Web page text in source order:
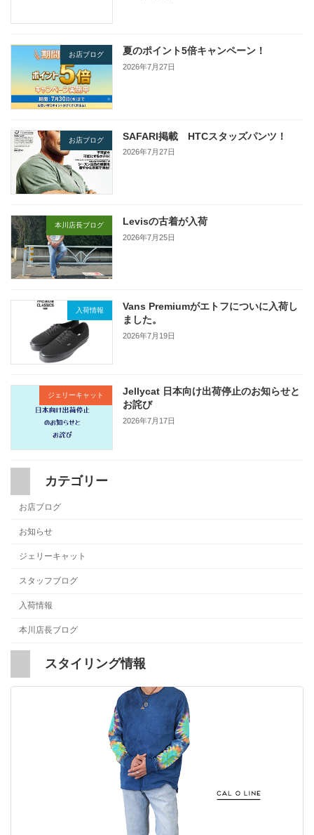
お店ブログ 夏のポイント5倍キャンペーン！
2026年7月27日
お店ブログ SAFARI掲載 HTCスタッズパンツ！
2026年7月27日
本川店長ブログ Levisの古着が入荷
2026年7月25日
入荷情報
Vans Premiumがエトフについに入荷し
ました。
2026年7月19日
ジェリーキャット
Jellycat 日本向け出荷停止のお知らせと
お詫び
2026年7月17日
カテゴリー
お店ブログ
お知らせ
ジェリーキャット
スタッフブログ
入荷情報
本川店長ブログ
スタイリング情報